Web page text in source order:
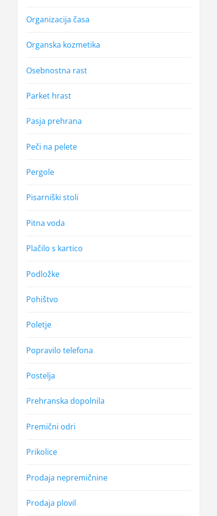
Organizacija časa
Organska kozmetika
Osebnostna rast
Parket hrast
Pasja prehrana
Peči na pelete
Pergole
Pisarniški stoli
Pitna voda
Plačilo s kartico
Podložke
Pohištvo
Poletje
Popravilo telefona
Postelja
Prehranska dopolnila
Premični odri
Prikolice
Prodaja nepremičnine
Prodaja plovil